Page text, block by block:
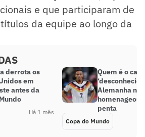
e que participaram de
da equipe ao longo da
derrota os
em
antes da
Há 1 mês
Quem é o
Alemanha na
homenageou
penta
Copa do Mundo